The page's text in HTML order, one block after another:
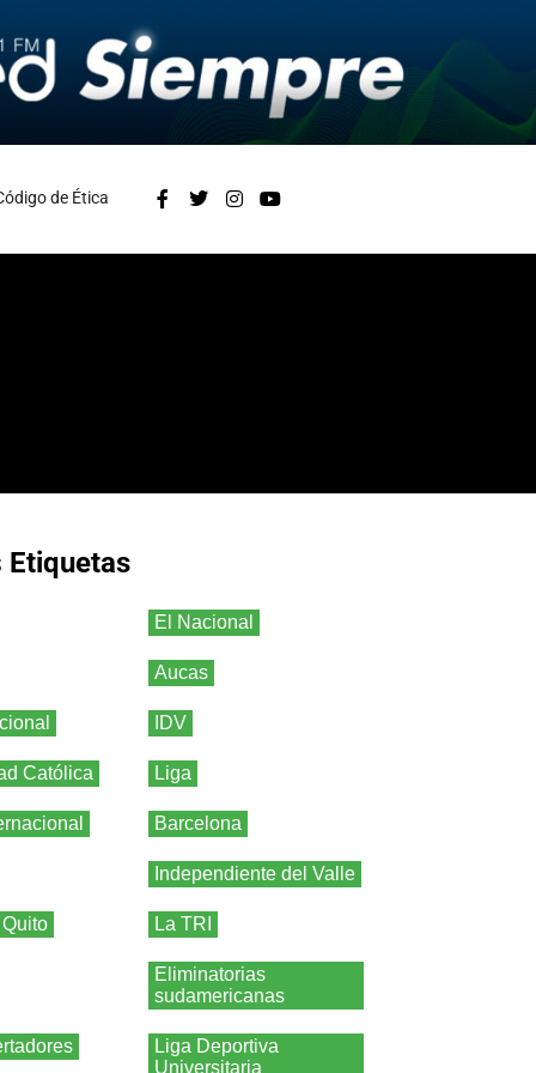
de Ética
Etiquetas
El Nacional
Aucas
IDV
Católica Liga
Barcelona
Independiente del Valle
La TRI
Eliminatorias
sudamericanas
Liga Deportiva
Universitaria